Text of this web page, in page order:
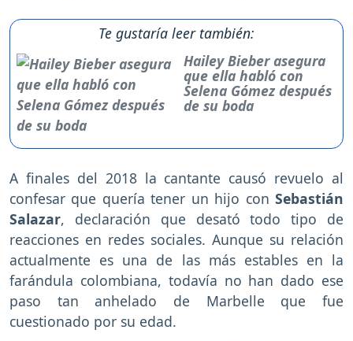
Te gustaría leer también:
Hailey Bieber asegura
que ella habló con
Selena Gómez después
de su boda
A finales del 2018 la cantante causó revuelo al
confesar que quería tener un hijo con Sebastián
Salazar, declaración que desató todo tipo de
reacciones en redes sociales. Aunque su relación
actualmente es una de las más estables en la
farándula colombiana, todavía no han dado ese
paso tan anhelado de Marbelle que fue
cuestionado por su edad.